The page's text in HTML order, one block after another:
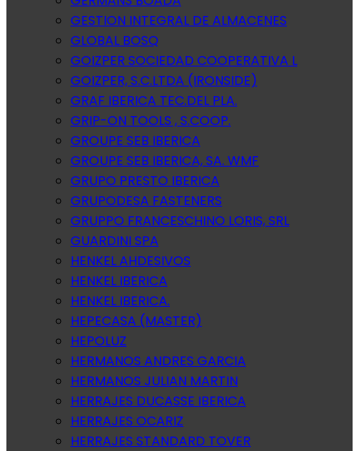
GESTION INTEGRAL DE ALMACENES
GLOBAL BOSQ
GOIZPER SOCIEDAD COOPERATIVA L
GOIZPER, S.C.LTDA (IRONSIDE)
GRAF IBERICA TEC.DEL PLA.
GRIP-ON TOOLS , S.COOP.
GROUPE SEB IBERICA
GROUPE SEB IBERICA, SA. WMF
GRUPO PRESTO IBERICA
GRUPODESA FASTENERS
GRUPPO FRANCESCHINO LORIS, SRL
GUARDINI SPA
HENKEL AHDESIVOS
HENKEL IBERICA
HENKEL IBERICA.
HEPECASA (MASTER)
HEPOLUZ
HERMANOS ANDRES GARCIA
HERMANOS JULIAN MARTIN
HERRAJES DUCASSE IBERICA
HERRAJES OCARIZ
HERRAJES STANDARD TOVER